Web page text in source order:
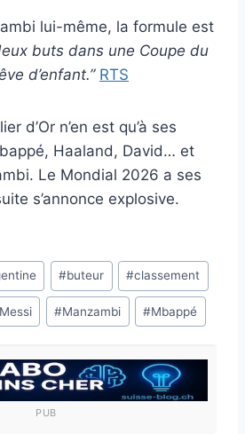
lui-même, la formule est
buts dans une Coupe du
d’enfant.” RTS
d’Or n’en est qu’à ses
Haaland, David… et
Le Mondial 2026 a ses
s’annonce explosive.
#buteur #classement
#Manzambi #Mbappé
PUB